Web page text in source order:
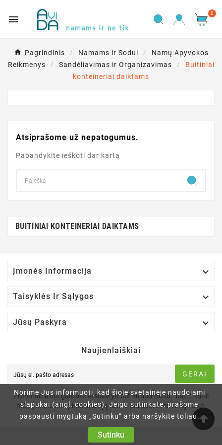
Norime Jus informuoti, kad šioje svetainėje naudojami
slapukai (angl. cookies). Jeigu sutinkate, prašome
paspausti mygtuką „Sutinku“ arba naršykite toliau.
Sutinku

0
Pagrindinis Namams ir Sodui
Namų Apyvokos
Reikmenys
Sandėliavimas ir Organizavimas
Buitiniai
konteineriai daiktams
Atsiprašome už nepatogumus.
Pabandykite ieškoti dar kartą
BUITINIAI KONTEINERIAI DAIKTAMS
Įmonės Informacija 
Taisyklės Ir Sąlygos 
Jūsų Paskyra 
Naujienlaiškiai
GERAI
Prenumeratos galėsite atsisakyti bet kuriuo metu. Tam tikslui
mūsų kontaktinę informaciją rasite parduotuvės taisyklėse.